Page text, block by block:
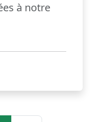
à notre